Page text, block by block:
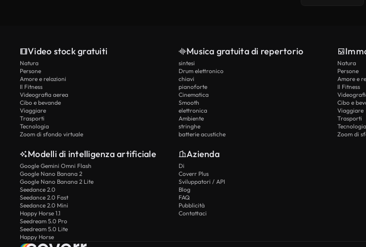
Video stock gratuiti
Natura
Persone
Amore e relazioni
Il Fitness
Videografia aerea
Cibo e bevande
Viaggiare
Trasporti
Tecnologia
Zoom di sfondo virtuale
Musica gratuita di repertorio
sintesi
Drum elettronico
chiavi
pianoforte
Cinematica
Smooth
elettronica
Ambiente
stringhe
batterie acustiche
Natura
Persone
Amore e
Il Fitness
Cibo e
Viaggiare
Trasporti
Tecnologia
Zoom di
Modelli di intelligenza artificiale
Google Gemini Omni Flash
Google Nano Banana 2
Google Nano Banana 2 Lite
Seedance 2.0
Seedance 2.0 Fast
Seedance 2.0 Mini
Happy Horse 1.1
Seedream 5.0 Pro
Seedream 5.0 Lite
Happy Horse
Azienda
Di
Coverr Plus
Sviluppatori / API
Blog
FAQ
Pubblicità
Contattaci